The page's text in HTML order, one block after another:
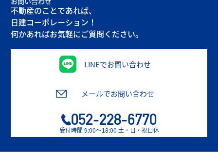
不動産のことであれば、
日建コーポレーション！
何かあればお気軽にご質問ください。
LINEでお問い合わせ
メールでお問い合わせ
052-228-6770
受付時間 9:00〜18:00 土・日・祝日休